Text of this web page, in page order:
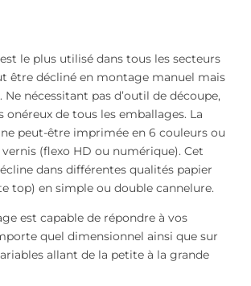
le plus utilisé dans tous les secteurs
être décliné en montage manuel mais
Ne nécessitant pas d’outil de découpe,
onéreux de tous les emballages. La
peut-être imprimée en 6 couleurs ou
(flexo HD ou numérique). Cet
dans différentes qualités papier
top) en simple ou double cannelure.
est capable de répondre à vos
quel dimensionnel ainsi que sur
allant de la petite à la grande